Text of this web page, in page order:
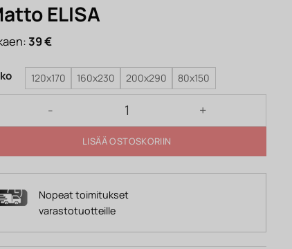
ELISA
39€
120x170 160x230 200x290 80x150
LISÄÄ OSTOSKORIIN
Nopeat toimitukset
varastotuotteille